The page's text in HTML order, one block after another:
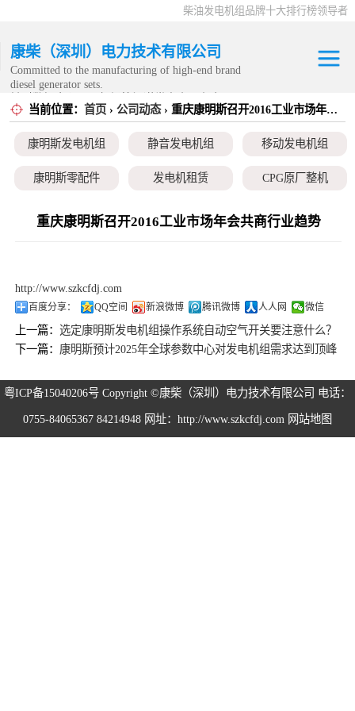
柴油发电机组品牌十大排行榜领导者
康柴（深圳）电力技术有限公司
Committed to the manufacturing of high-end brand
diesel generator sets.
务范围内。
当前位置： 首页 › 公司动态› 重庆康明斯召开2016工业市场年会共商行业趋势
康明斯发电机组 静音发电机组 移动发电机组
康明斯零配件 发电机租赁 CPG原厂整机
重庆康明斯召开2016工业市场年会共商行业趋势
http://www.szkcfdj.com
百度分享： QQ空间 新浪微博 腾讯微博 人人网 微信
上一篇：选定康明斯发电机组操作系统自动空气开关要注意什么？
下一篇： 康明斯预计2025年全球参数中心对发电机组需求达到顶峰
粤ICP备15040206号 Copyright ©康柴（深圳）电力技术有限公司 电话：
0755-84065367 84214948 网址：http://www.szkcfdj.com 网站地图
康明斯发电机组
静音发电机组
康明斯零配件
CPG原厂整机